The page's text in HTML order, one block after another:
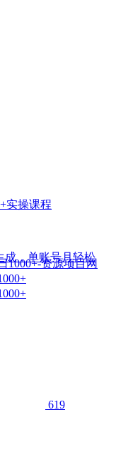
实操课程
成，单账号月轻松
619